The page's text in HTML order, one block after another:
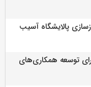
پالایشگاه آسیب
توسعه همکاری‌های